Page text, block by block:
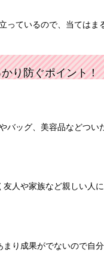
っているので、当ては
り防ぐポイント！
バッグ、美容品などつ
人や家族など親しい人
り成果がでないので自